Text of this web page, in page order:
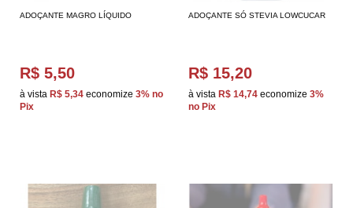
ADOÇANTE MAGRO LÍQUIDO
R$ 5,50
à vista R$ 5,34 economize 3% no
Pix
ADOÇANTE SÓ STEVIA LOWCUCAR
R$ 15,20
à vista R$ 14,74 economize 3%
no Pix